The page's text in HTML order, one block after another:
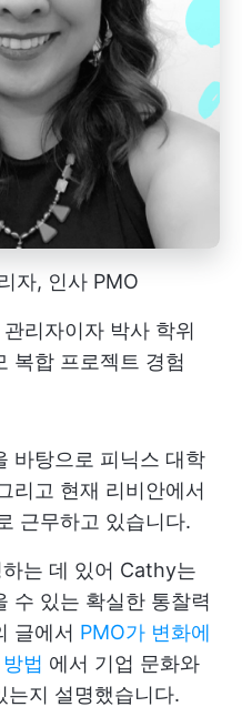
자, 인사 PMO
리자이자 박사 학위
복합 프로젝트 경험
바탕으로 피닉스 대학
리고 현재 리비안에서
근무하고 있습니다.
는 데 있어 Cathy는
수 있는 확실한 통찰력
글에서 PMO가 변화에
법 에서 기업 문화와
는지 설명했습니다.